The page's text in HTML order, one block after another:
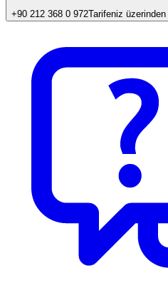
+90 212 368 0 972Tarifeniz